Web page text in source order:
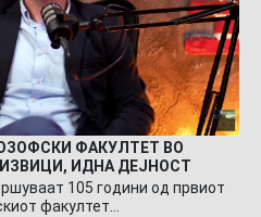
ФАКУЛТЕТ ВО
ИДНА ДЕЈНОСТ
105 години од првиот
факултет…